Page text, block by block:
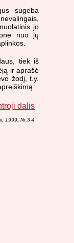
sugeba
jo
nuo jų
tiek iš
ir aprašė
žodį, t.y.
dalis
1999, Nr.3-4